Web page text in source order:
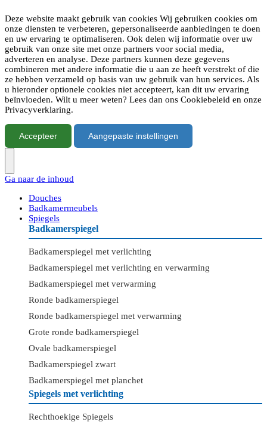
Deze website maakt gebruik van cookies Wij gebruiken cookies om
onze diensten te verbeteren, gepersonaliseerde aanbiedingen te doen
en uw ervaring te optimaliseren. Ook delen wij informatie over uw
gebruik van onze site met onze partners voor social media,
adverteren en analyse. Deze partners kunnen deze gegevens
combineren met andere informatie die u aan ze heeft verstrekt of die
ze hebben verzameld op basis van uw gebruik van hun services. Als
u hieronder optionele cookies niet accepteert, kan dit uw ervaring
beïnvloeden. Wilt u meer weten? Lees dan ons Cookiebeleid en onze
Privacyverklaring.
Accepteer Aangepaste instellingen
Ga naar de inhoud
Douches
Badkamermeubels
Spiegels
Badkamerspiegel
Badkamerspiegel met verlichting
Badkamerspiegel met verlichting en verwarming
Badkamerspiegel met verwarming
Ronde badkamerspiegel
Ronde badkamerspiegel met verwarming
Grote ronde badkamerspiegel
Ovale badkamerspiegel
Badkamerspiegel zwart
Badkamerspiegel met planchet
Spiegels met verlichting
Rechthoekige Spiegels